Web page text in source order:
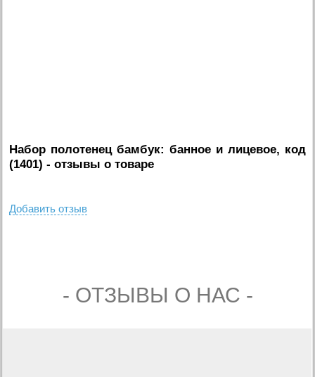
Набор полотенец бамбук: банное и лицевое, код
(1401) - отзывы о товаре
Добавить отзыв
- ОТЗЫВЫ О НАС -